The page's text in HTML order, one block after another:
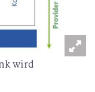
wird